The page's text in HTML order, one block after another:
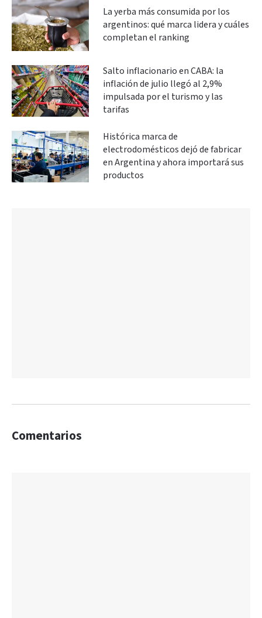
La yerba más consumida por los
argentinos: qué marca lidera y cuáles
completan el ranking
Salto inflacionario en CABA: la
inflación de julio llegó al 2,9%
impulsada por el turismo y las
tarifas
Histórica marca de
electrodomésticos dejó de fabricar
en Argentina y ahora importará sus
productos
Comentarios